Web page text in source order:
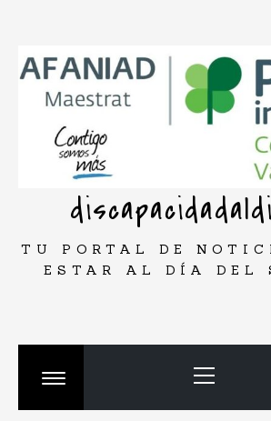
contenido
TU PORTAL DE
ESTAR AL DÍA DEL
Cambiar
principal